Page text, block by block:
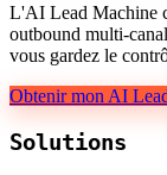
L'AI Lead Machine
outbound multi-
vous gardez le
Obtenir mon AI
Solutions